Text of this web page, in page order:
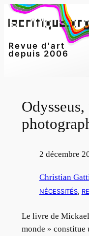
Aller
au
Revue d'art
depuis 2006
2 décembre
Christian
NÉCESSITÉS,
Le livre de
monde » constitue